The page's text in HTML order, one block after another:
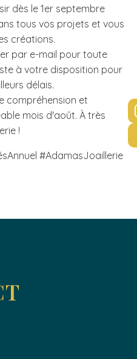
dès le 1er septembre
tous vos projets et vous
créations.
par e-mail pour toute
à votre disposition pour
délais.
compréhension et
mois d'août. À très
!
#AdamasJoaillerie